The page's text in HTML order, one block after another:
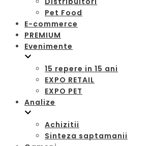
Pet Food
E-commerce
PREMIUM
Evenimente
15 repere in 15 ani
EXPO RETAIL
EXPO PET
Analize
Achizitii
Sinteza saptamanii